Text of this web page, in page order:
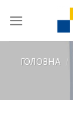
ГОЛОВНА